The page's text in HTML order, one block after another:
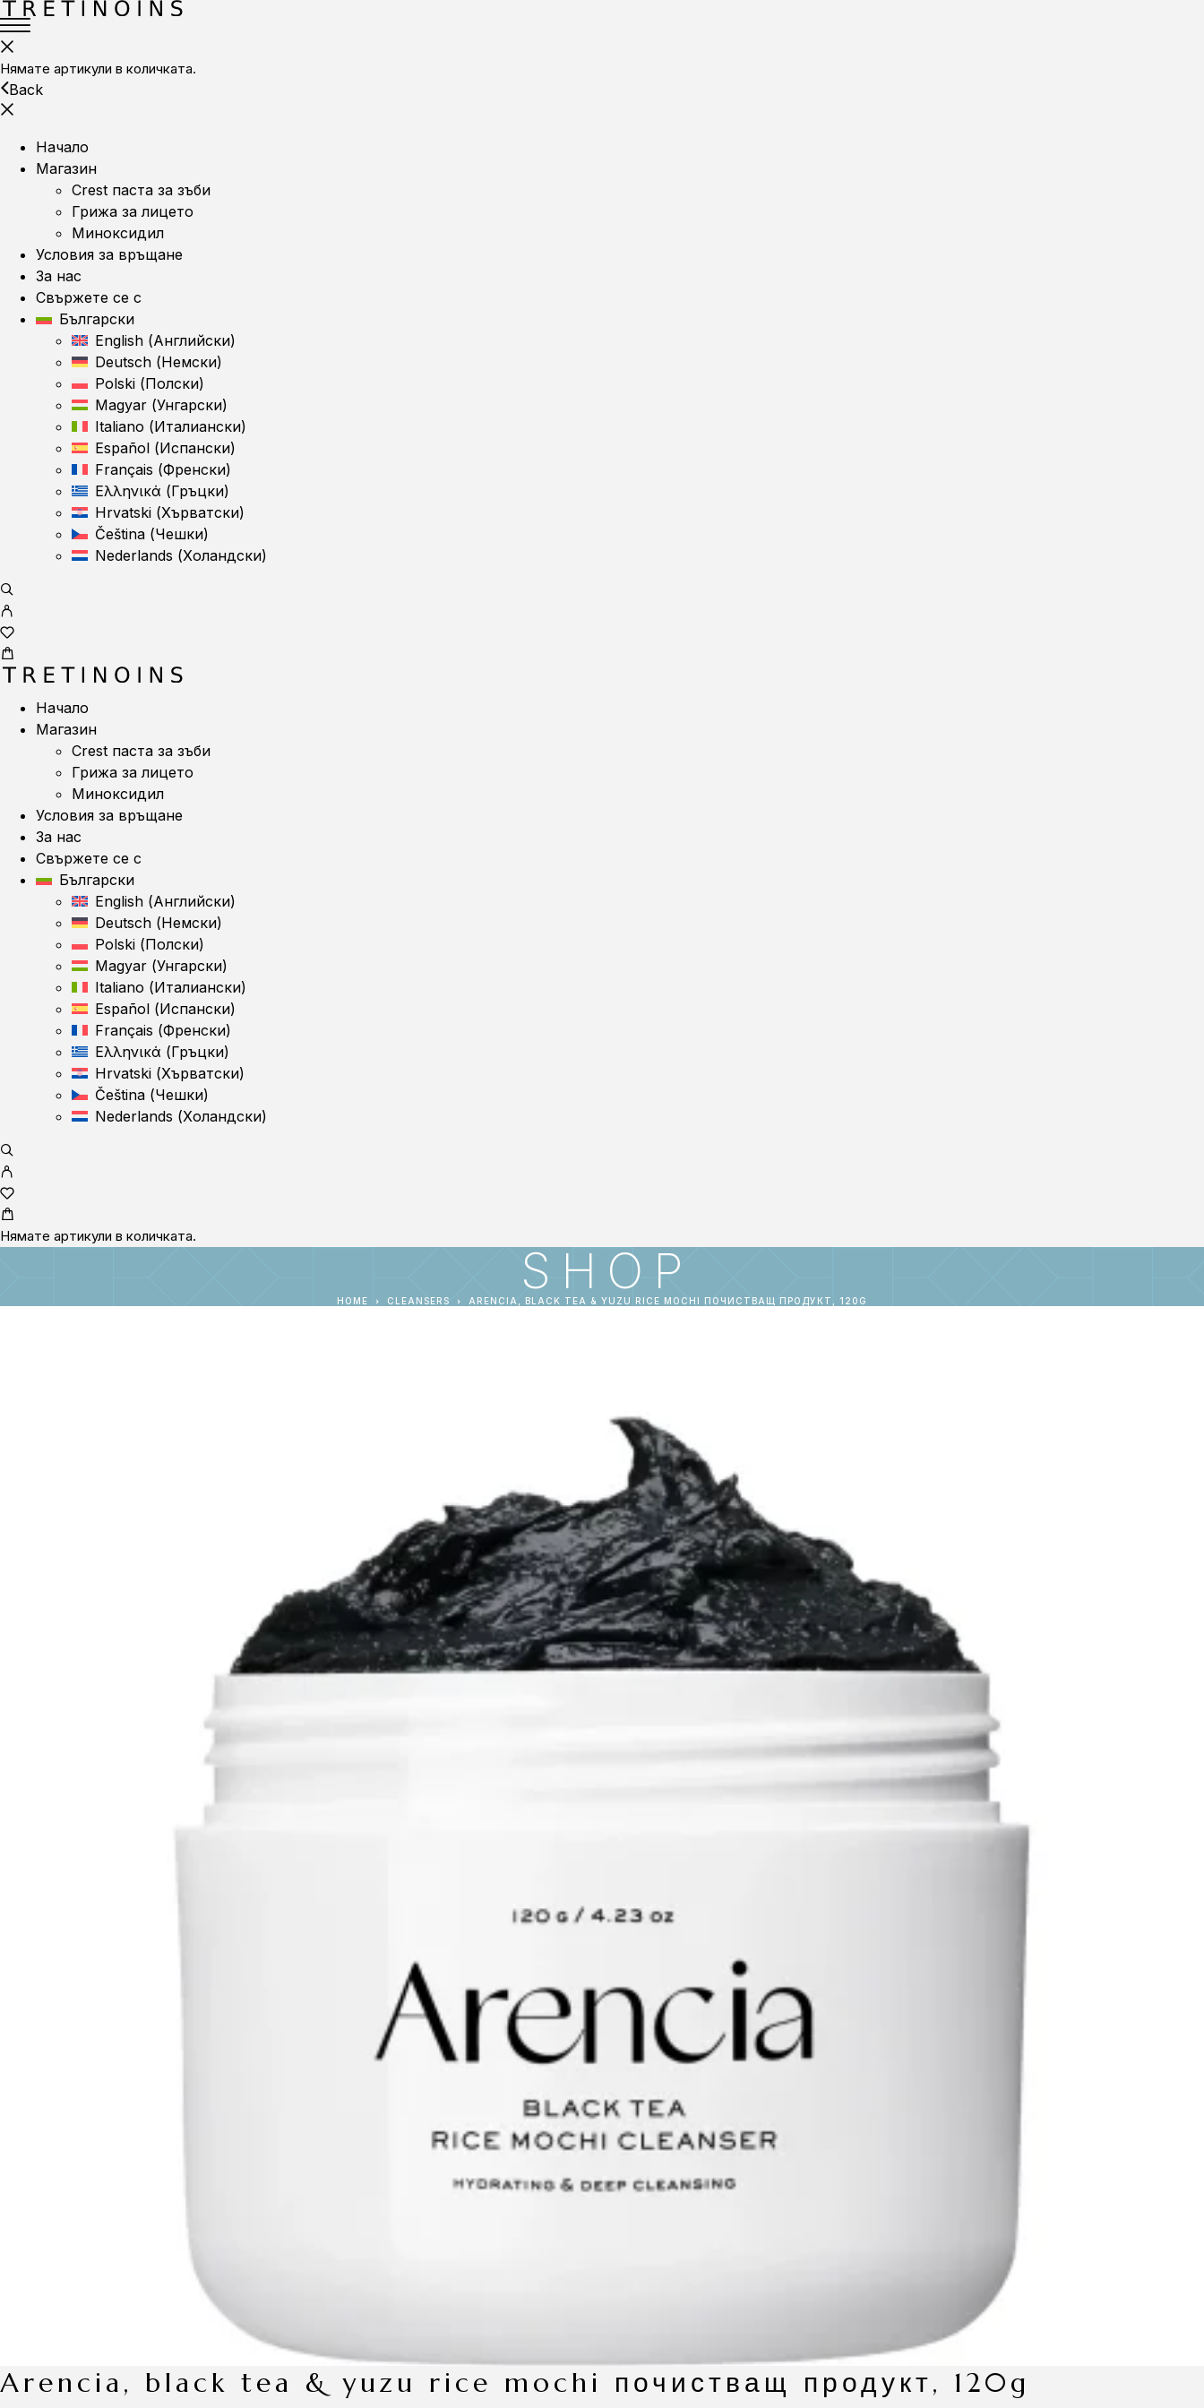
Нямате артикули в количката.
Back
Начало
Магазин
Crest паста за зъби
Грижа за лицето
Миноксидил
Условия за връщане
За нас
Свържете се с
Български
English (Английски)
Deutsch (Немски)
Polski (Полски)
Magyar (Унгарски)
Italiano (Италиански)
Español (Испански)
Français (Френски)
Ελληνικά (Гръцки)
Hrvatski (Хърватски)
Čeština (Чешки)
Nederlands (Холандски)
Начало
Магазин
Crest паста за зъби
Грижа за лицето
Миноксидил
Условия за връщане
За нас
Свържете се с
Български
English (Английски)
Deutsch (Немски)
Polski (Полски)
Magyar (Унгарски)
Italiano (Италиански)
Español (Испански)
Français (Френски)
Ελληνικά (Гръцки)
Hrvatski (Хърватски)
Čeština (Чешки)
Nederlands (Холандски)
Нямате артикули в количката.
SHOP
HOME CLEANSERS ARENCIA, BLACK TEA & YUZU RICE MOCHI ПОЧИСТВАЩ ПРОДУКТ, 120G
arencia, black tea & yuzu rice mochi почистващ продукт, 120g